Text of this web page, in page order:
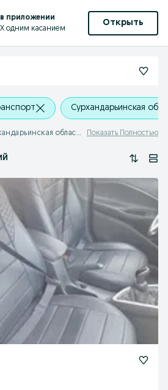
приложении
одним касанием
Открыть
Сурхандарьинская
Продажа транспорта Сурхандарьинская область - onix Показать Полностью